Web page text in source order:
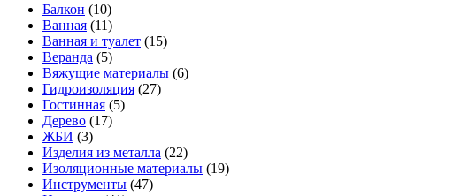
Балкон (10)
Ванная (11)
Ванная и туалет (15)
Веранда (5)
Вяжущие материалы (6)
Гидроизоляция (27)
Гостинная (5)
Дерево (17)
ЖБИ (3)
Изделия из металла (22)
Изоляционные материалы (19)
Инструменты (47)